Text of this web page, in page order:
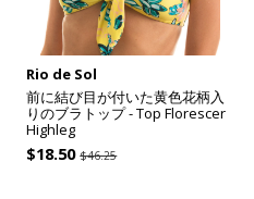
Rio de Sol
前に結び目が付いた黄色花柄入
りのブラトップ - Top Florescer
Highleg
$18.50$46.25